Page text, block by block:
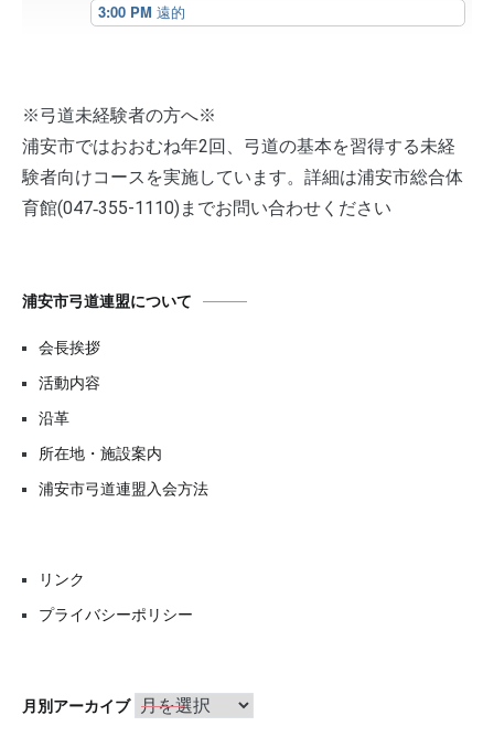
3:00 PM 遠的
※弓道未経験者の方へ※
浦安市ではおおむね年2回、弓道の基本を習得する未経
験者向けコースを実施しています。詳細は浦安市総合体
育館(047‐355-1110)までお問い合わせください
浦安市弓道連盟について
会長挨拶
活動内容
沿革
所在地・施設案内
浦安市弓道連盟入会方法
リンク
プライバシーポリシー
月別アーカイブ 月
別